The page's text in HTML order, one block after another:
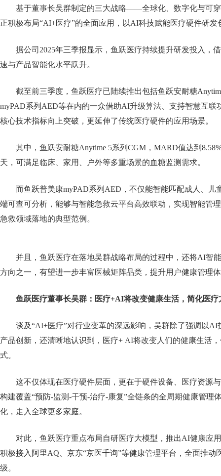
基于董事长吴群制定的三大战略——全球化、数字化与可
正积极布局“AI+医疗”的全面应用，以AI科技赋能医疗硬件研发
据公司2025年三季报显示，鱼跃医疗持续提升研发投入，
速与产品智能化水平跃升。
截至前三季度，鱼跃医疗已陆续推出包括鱼跃安耐糖
myPAD系列AED等在内的一众借助AI升级算法、支持智慧互联
核心技术指标向上突破，更延伸了传统医疗硬件的应用场景。
其中，鱼跃安耐糖Anytime 5系列CGM，MARD值达到
天，可满足临床、家用、户外等多重场景的血糖监测需求。
而鱼跃普美康myPAD系列AED，不仅能智能匹配成人、儿
端可查可分析，能够与智能急救云平台高效联动，实现智能管
急救领域落地的典型范例。
并且，鱼跃医疗在落地吴群战略布局的过程中，还将AI智
方向之一，有望进一步丰富医械矩阵品类，提升用户健康管理
鱼跃医疗董事长吴群：医疗+AI将改变健康生活，简化医疗
谈及“AI+医疗”对行业变革的深远影响，吴群除了强调以
产品创新，还清晰地认识到，医疗+ AI将改变人们的健康生活
式。
这不仅体现在医疗硬件层面，更在于硬件设备、医疗资源
构建覆盖“预防-监测-干预-治疗-康复”全链条的全周期健康管理
化，走入全球更多家庭。
对此，鱼跃医疗重点布局自研医疗大模型，推出AI健康应
积极接入阿里AQ、京东“京医千询”等健康管理平台，全面推动
级。